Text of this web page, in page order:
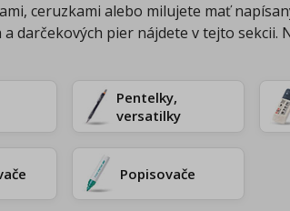
ceruzkami alebo milujete mať
darčekových pier nájdete v tejto
Pentelky,
versatilky
Popisovače